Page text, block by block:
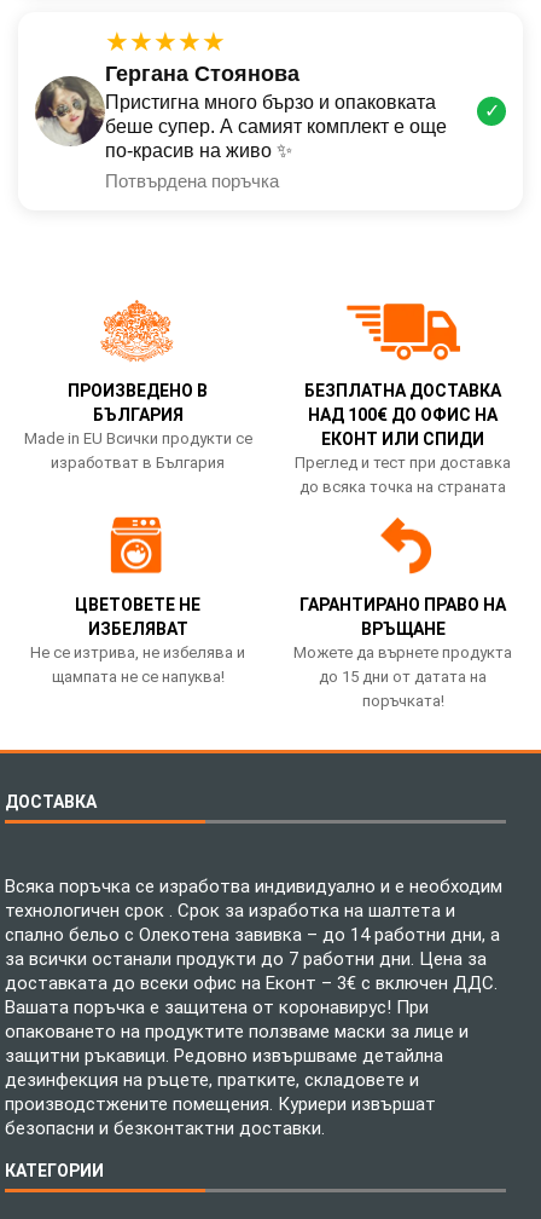
★★★★★
Гергана Стоянова
Пристигна много бързо и опаковката
беше супер. А самият комплект е още
по-красив на живо ✨
Потвърдена поръчка
✓
ПРОИЗВЕДЕНО В
БЪЛГАРИЯ
Made in EU Всички продукти се
изработват в България
БЕЗПЛАТНА ДОСТАВКА
НАД 100€ ДО ОФИС НА
ЕКОНТ ИЛИ СПИДИ
Преглед и тест при доставка
до всяка точка на страната
ЦВЕТОВЕТЕ НЕ
ИЗБЕЛЯВАТ
Не се изтрива, не избелява и
щампата не се напуква!
ГАРАНТИРАНО ПРАВО НА
ВРЪЩАНЕ
Можете да върнете продукта
до 15 дни от датата на
поръчката!
ДОСТАВКА
Всяка поръчка се изработва индивидуално и е необходим
технологичен срок . Срок за изработка на шалтета и
спално бельо с Олекотена завивка – до 14 работни дни, а
за всички останали продукти до 7 работни дни. Цена за
доставката до всеки офис на Еконт – 3€ с включен ДДС.
Вашата поръчка е защитена от коронавирус! При
опаковането на продуктите ползваме маски за лице и
защитни ръкавици. Редовно извършваме детайлна
дезинфекция на ръцете, пратките, складовете и
производстжените помещения. Куриери извършат
безопасни и безконтактни доставки.
КАТЕГОРИИ